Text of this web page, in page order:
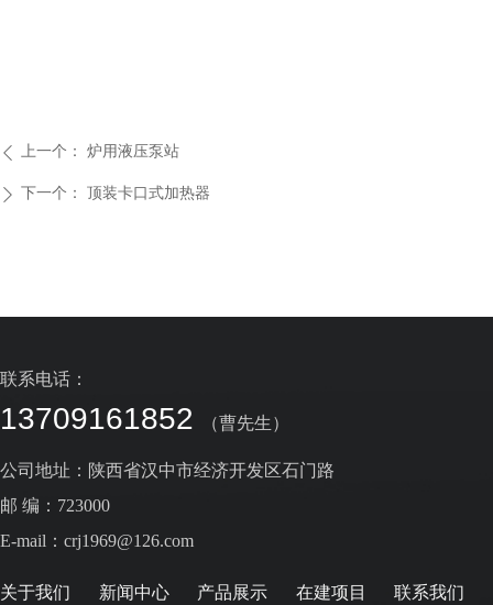
ꄴ 上一个： 炉用液压泵站
ꄲ 下一个： 顶装卡口式加热器
联系电话：
13709161852 （曹先生）
公司地址：陕西省汉中市经济开发区石门路
邮 编：723000
E-mail：crj1969@126.com
关于我们 新闻中心 产品展示 在建项目 联系我们